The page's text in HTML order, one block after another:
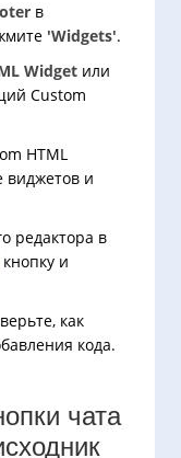
в
'Widgets'.
Widget или
Custom
HTML
виджетов и
редактора в
кнопку и
как
кода.
чата